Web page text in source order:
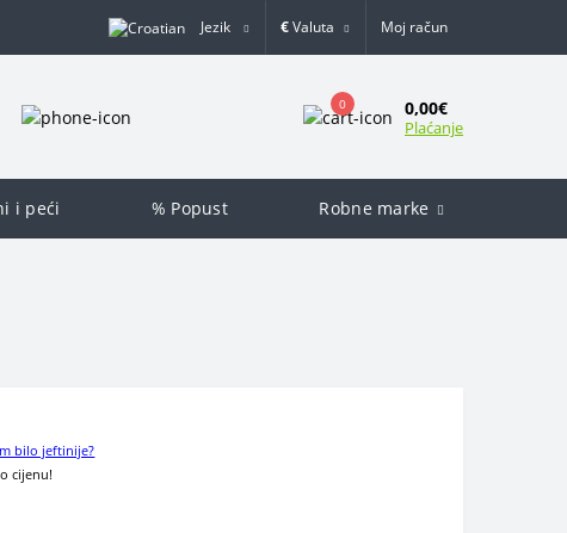
Jezik €Valuta Moj račun
0 0,00€
Plaćanje
i peći % Popust Robne marke
bilo jeftinije?
cijenu!